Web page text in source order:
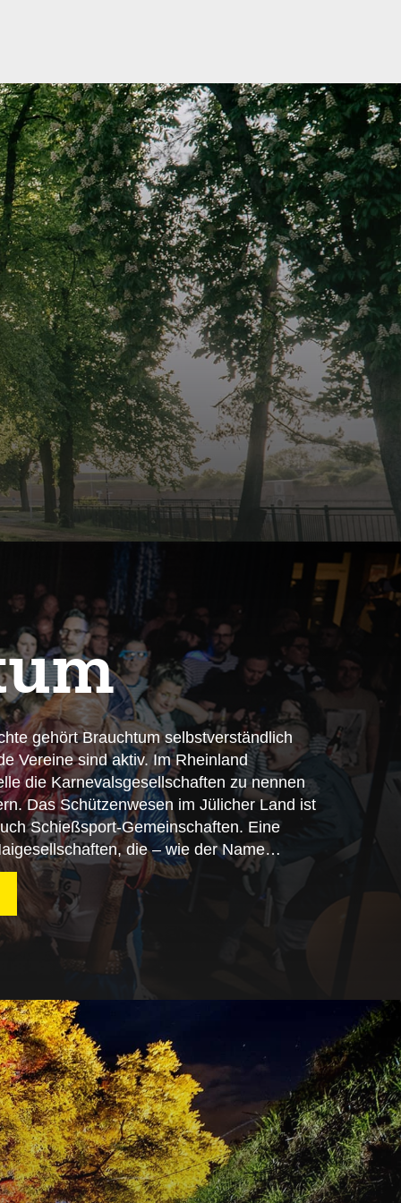
gehört Brauchtum selbstverständlich
Vereine sind aktiv. Im Rheinland
die Karnevalsgesellschaften zu nennen
Das Schützenwesen im Jülicher Land ist
Schießsport-Gemeinschaften. Eine
die – wie der Name…